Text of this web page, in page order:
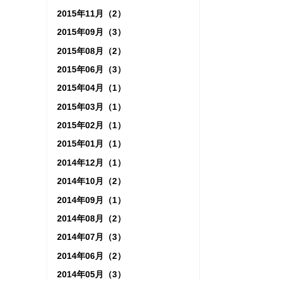
2015年11月（2）
2015年09月（3）
2015年08月（2）
2015年06月（3）
2015年04月（1）
2015年03月（1）
2015年02月（1）
2015年01月（1）
2014年12月（1）
2014年10月（2）
2014年09月（1）
2014年08月（2）
2014年07月（3）
2014年06月（2）
2014年05月（3）